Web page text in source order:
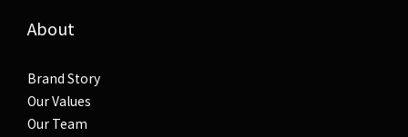
About
Brand Story
Our Values
Our Team